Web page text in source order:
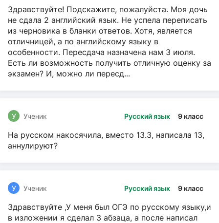
Здравствуйте! Подскажите, пожалуйста. Моя дочь
не сдала 2 английский язык. Не успела переписать
из черновика в бланки ответов. Хотя, является
отличницей, а по английскому языку в
особенности. Пересдача назначена нам 3 июля.
Есть ли возможность получить отличную оценку за
экзамен? И, можно ли пересд...
Русский язык 9 класс
У Ученик
На русском накосячила, вместо 13.3, написала 13,
аннулируют?
Русский язык 9 класс
У Ученик
Здравствуйте ,У меня был ОГЭ по русскому языку,и
в изложении я сделал 3 абзаца, а после написал